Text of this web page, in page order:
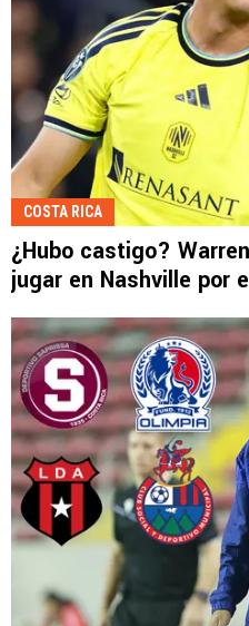
COSTA RICA
¿Hubo castigo?
jugar en Nashville por